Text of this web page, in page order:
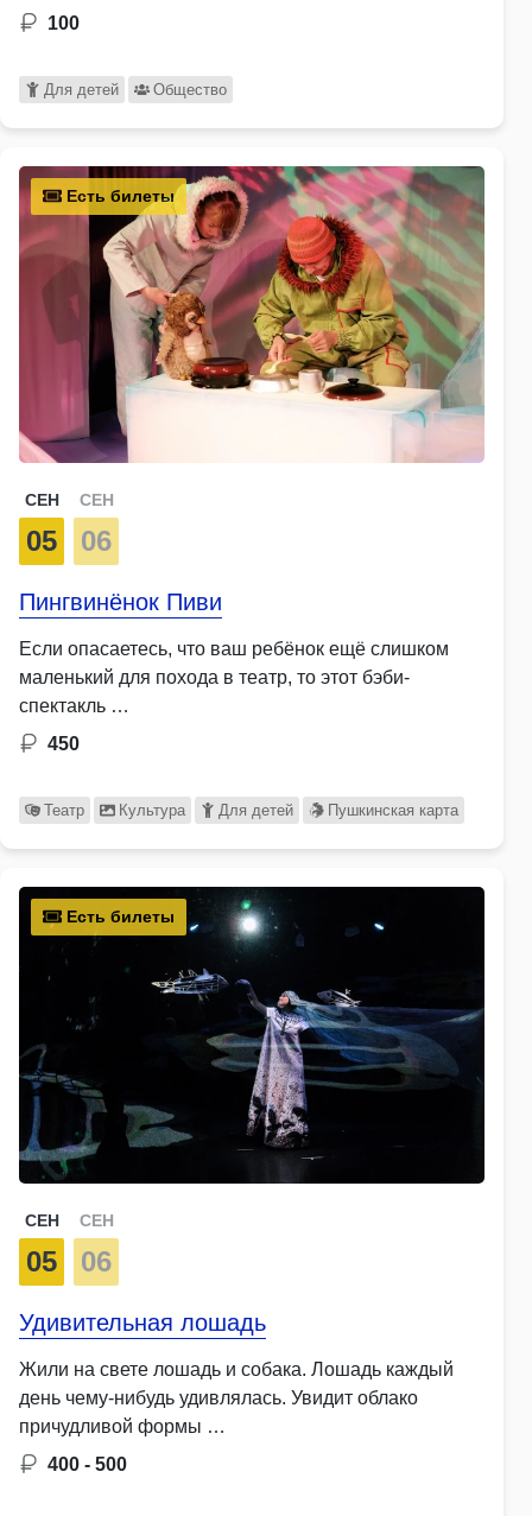
100
Для детей Общество
Есть билеты
СЕН
05
СЕН
06
Пингвинёнок Пиви
Если опасаетесь, что ваш ребёнок ещё слишком
маленький для похода в театр, то этот бэби-
спектакль …
450
Театр Культура Для детей Пушкинская карта
Есть билеты
СЕН
05
СЕН
06
Удивительная лошадь
Жили на свете лошадь и собака. Лошадь каждый
день чему-нибудь удивлялась. Увидит облако
причудливой формы …
400 - 500